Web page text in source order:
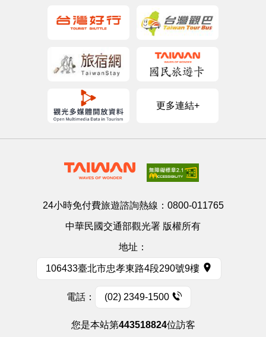
更多連結+
24小時免付費旅遊諮詢熱線： 0800-011765
中華民國交通部觀光署 版權所有
地址：
106433臺北市忠孝東路4段290號9樓
電話： (02) 2349-1500
您是本站第443518824位訪客